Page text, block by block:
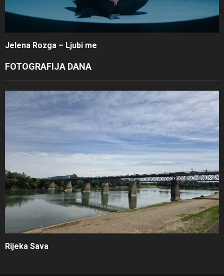
Jelena Rozga – Ljubi me
FOTOGRAFIJA DANA
Rijeka Sava